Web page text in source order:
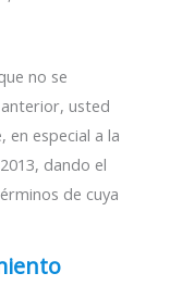
no se
usted
en especial a la
dando el
de cuya